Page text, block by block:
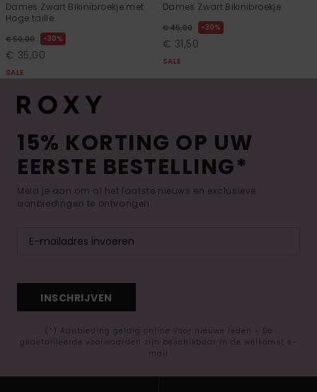
Dames Zwart Bikinibroekje met
Hoge taille
€ 50,00 30%
€ 35,00
SALE
Dames Zwart Bikinibroekje
€ 45,00 30%
€ 31,50
SALE
15% KORTING OP UW
EERSTE BESTELLING*
Meld je aan om al het laatste nieuws en exclusieve
aanbiedingen te ontvangen.
INSCHRIJVEN
(*) Aanbieding geldig online voor nieuwe leden - De
gedetailleerde voorwaarden zijn beschikbaar in de welkomst e-
mail